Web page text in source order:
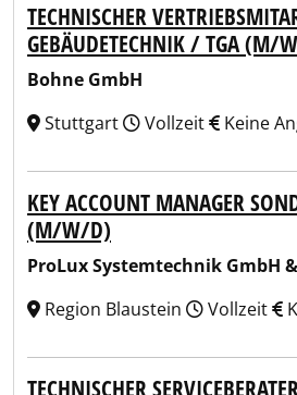
TECHNISCHER
GEBÄUDETECHNIK / TGA (M/
Bohne GmbH
Stuttgart
Vollzeit Keine
KEY ACCOUNT MANAGER
(M/W/D)
ProLux Systemtechnik GmbH &
Region Blaustein
Vollzeit
TECHNISCHER